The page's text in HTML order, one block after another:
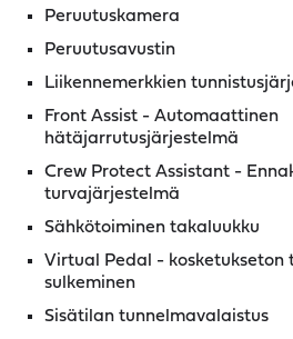
Peruutuskamera
Peruutusavustin
Liikennemerkkien
Front Assist - Automaattinen
hätäjarrutusjärjestelmä
Crew Protect Assistant -
turvajärjestelmä
Sähkötoiminen takaluukku
Virtual Pedal - kosketukseton
sulkeminen
Sisätilan tunnelmavalaistus